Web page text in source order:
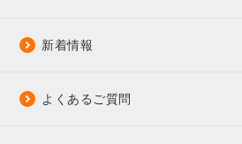
新着情報
よくあるご質問